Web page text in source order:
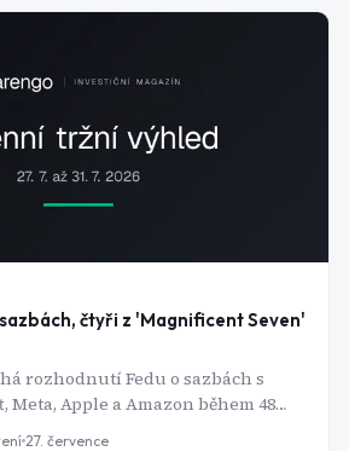
čtyři z 'Magnificent Seven'
rozhodnutí Fedu o sazbách s
Meta, Apple a Amazon během 48
i eurozóny, jádrová PCE inflace
27. července